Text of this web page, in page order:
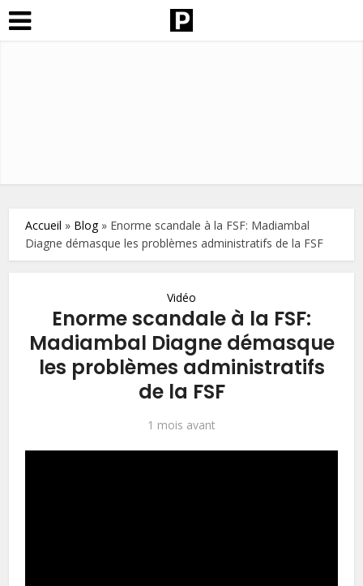
Accueil » Blog» Enorme scandale à la FSF: Madiambal
Diagne démasque les problèmes administratifs de la FSF
Vidéo
Enorme scandale à la FSF:
Madiambal Diagne démasque
les problèmes administratifs
de la FSF
1 mois avant